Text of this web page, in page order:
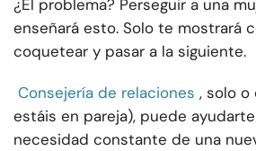
¿El problema? Perseguir a una
enseñará esto. Solo te mostrará
coquetear y pasar a la siguiente.
Consejería de relaciones , solo o
estáis en pareja), puede
necesidad constante de una